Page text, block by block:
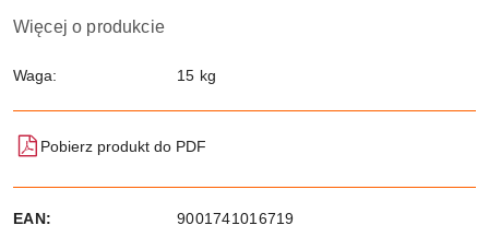
Więcej o produkcie
Waga: 15 kg
Pobierz produkt do PDF
EAN: 9001741016719